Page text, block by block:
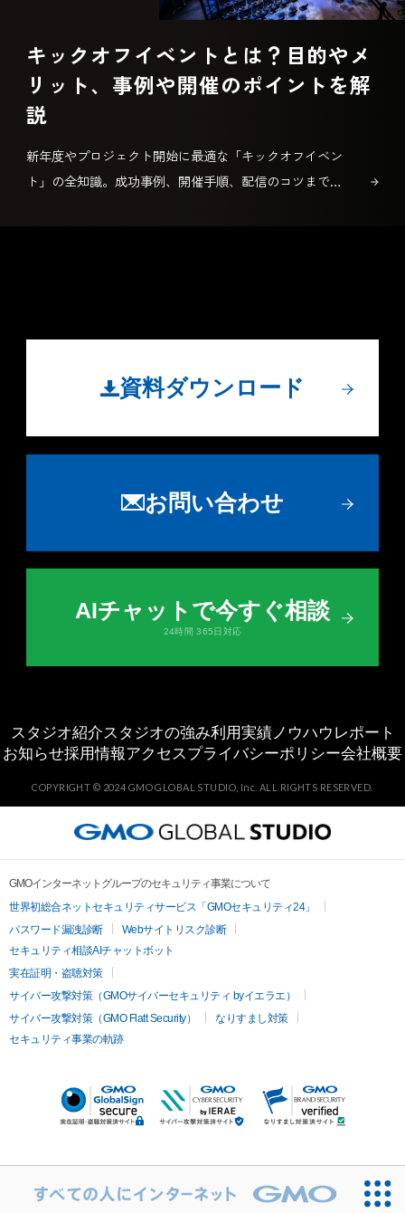
キックオフイベントとは？目的やメ
リット、事例や開催のポイントを解
説
新年度やプロジェクト開始に最適な「キックオフイベン
ト」の全知識。成功事例、開催手順、配信のコツまで、
資料ダウンロード
お問い合わせ
AIチャットで今すぐ相談
24時間 365日対応
スタジオ紹介スタジオの強み利用実績ノウハウ レポート
お知らせ採用情報アクセス プライバシーポリシー会社概要
COPYRIGHT ©︎ 2024 GMO GLOBAL STUDIO, Inc. ALL RIGHTS RESERVED.
GMOインターネットグループのセキュリティ事業について
世界初総合ネットセキュリティサービス「GMOセキュリティ24」
パスワード漏洩診断
Webサイトリスク診断
セキュリティ相談AIチャットボット
実在証明・盗聴対策
サイバー攻撃対策（GMOサイバーセキュリティ byイエラエ）
サイバー攻撃対策（GMO Flatt Security）
なりすまし対策
セキュリティ事業の軌跡